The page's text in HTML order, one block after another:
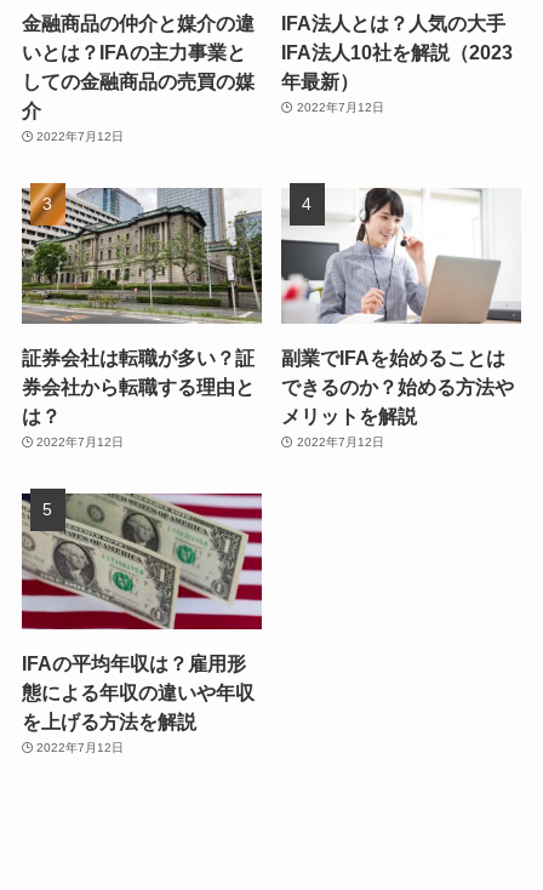
金融商品の仲介と媒介の違
いとは？IFAの主力事業と
しての金融商品の売買の媒
介
2022年7月12日
IFA法人とは？人気の大手
IFA法人10社を解説（2023
年最新）
2022年7月12日
証券会社は転職が多い？証
券会社から転職する理由と
は？
2022年7月12日
副業でIFAを始めることは
できるのか？始める方法や
メリットを解説
2022年7月12日
IFAの平均年収は？雇用形
態による年収の違いや年収
を上げる方法を解説
2022年7月12日